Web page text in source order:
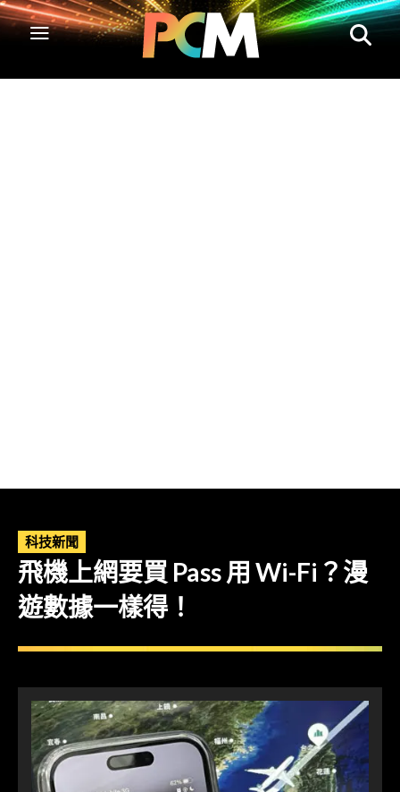
科技新聞
飛機上網要買 Pass 用 Wi-Fi？漫
遊數據一樣得！